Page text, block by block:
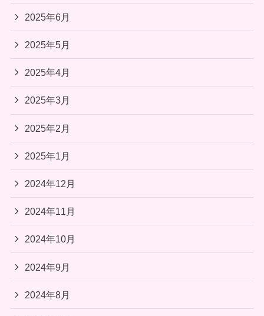
2025年6月
2025年5月
2025年4月
2025年3月
2025年2月
2025年1月
2024年12月
2024年11月
2024年10月
2024年9月
2024年8月